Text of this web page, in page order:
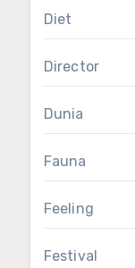
Diet
Director
Dunia
Fauna
Feeling
Festival